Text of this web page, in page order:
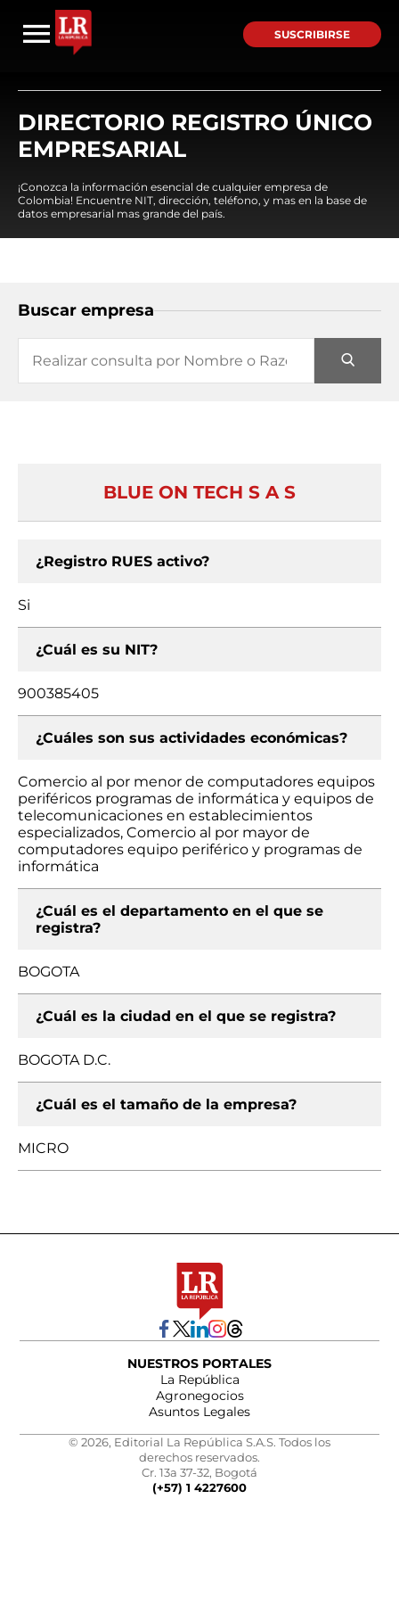
SUSCRIBIRSE
DIRECTORIO REGISTRO ÚNICO
EMPRESARIAL
¡Conozca la información esencial de cualquier empresa de
Colombia! Encuentre NIT, dirección, teléfono, y mas en la base de
datos empresarial mas grande del país.
Buscar empresa
BLUE ON TECH S A S
¿Registro RUES activo?
Si
¿Cuál es su NIT?
900385405
¿Cuáles son sus actividades económicas?
Comercio al por menor de computadores equipos
periféricos programas de informática y equipos de
telecomunicaciones en establecimientos
especializados, Comercio al por mayor de
computadores equipo periférico y programas de
informática
¿Cuál es el departamento en el que se
registra?
BOGOTA
¿Cuál es la ciudad en el que se registra?
BOGOTA D.C.
¿Cuál es el tamaño de la empresa?
MICRO
NUESTROS PORTALES
La República
Agronegocios
Asuntos Legales
© 2026, Editorial La República S.A.S. Todos los
derechos reservados.
Cr. 13a 37-32, Bogotá
(+57) 1 4227600